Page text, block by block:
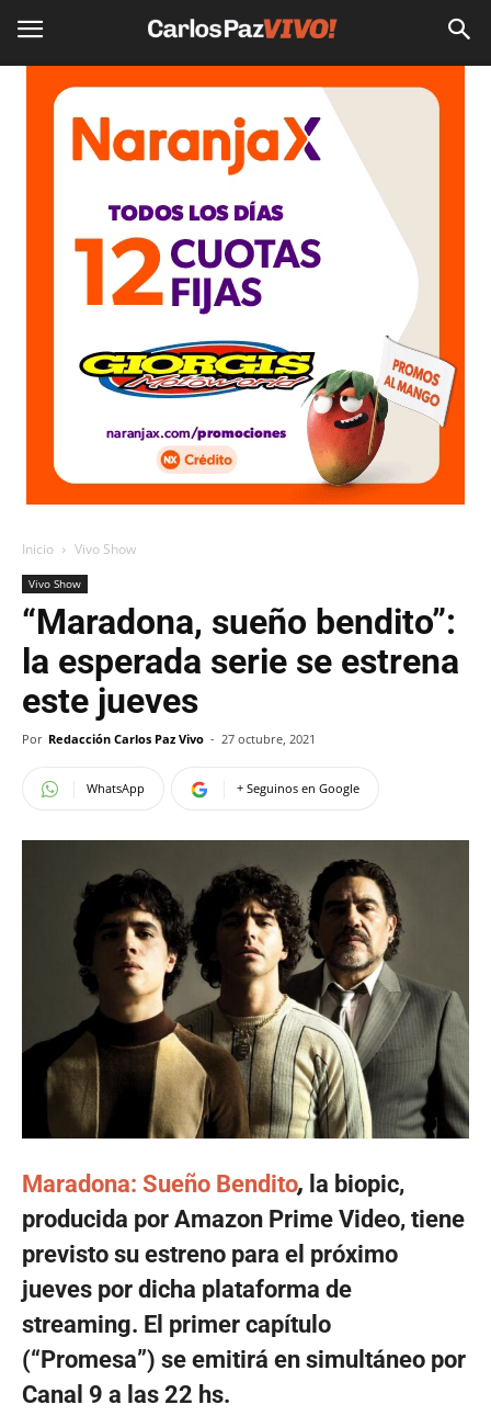
Inicio Vivo Show
Vivo Show
“Maradona, sueño bendito”:
la esperada serie se estrena
este jueves
Por Redacción Carlos Paz Vivo - 27 octubre, 2021
WhatsApp + Seguinos en Google
Maradona: Sueño Bendito, la biopic,
producida por Amazon Prime Video, tiene
previsto su estreno para el próximo
jueves por dicha plataforma de
streaming. El primer capítulo
(“Promesa”) se emitirá en simultáneo por
Canal 9 a las 22 hs.